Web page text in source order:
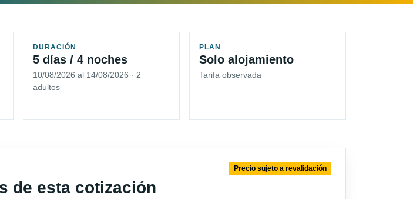
DURACIÓN
5 días / 4 noches
10/08/2026 al 14/08/2026 · 2
adultos
PLAN
Solo alojamiento
Tarifa observada
de esta cotización
Precio sujeto a revalidación